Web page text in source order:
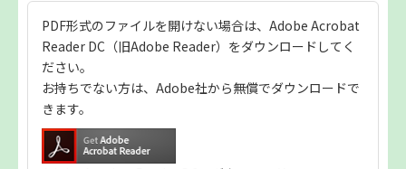
PDF形式のファイルを開けない場合は、Adobe Acrobat
Reader DC（旧Adobe Reader）をダウンロードしてく
ださい。
お持ちでない方は、Adobe社から無償でダウンロードで
きます。